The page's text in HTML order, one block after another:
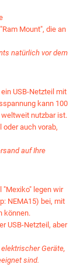
Mount", die an
natürlich vor dem
USB-Netzteil mit
kann 100
nutzbar ist.
oder auch vorab,
auf Ihre
"Mexiko" legen wir
NEMA15) bei, mit
können.
USB-Netzteil, aber
Geräte,
sind.